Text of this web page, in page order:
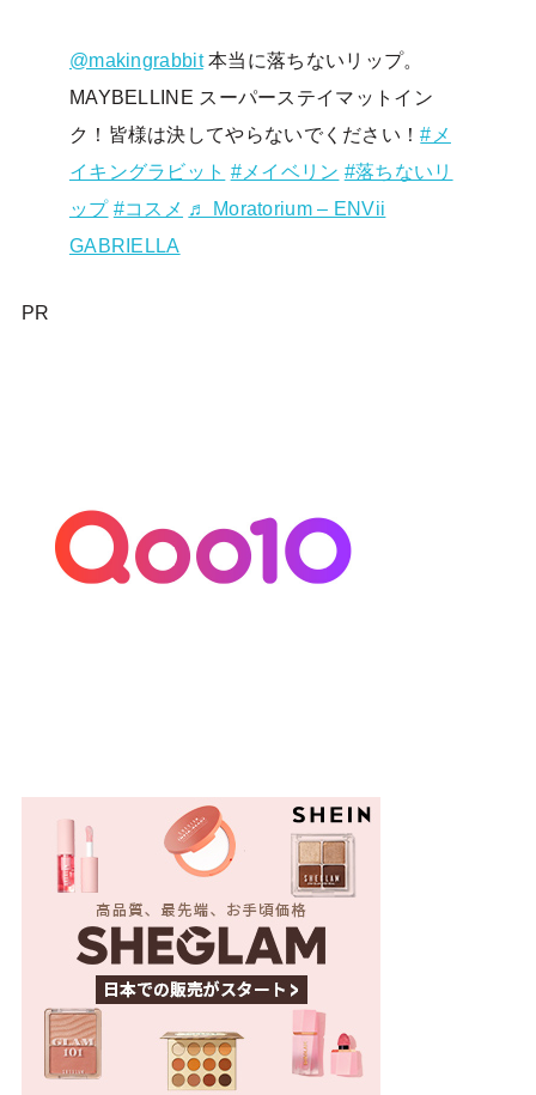
@makingrabbit本当に落ちないリップ。
MAYBELLINE スーパーステイマットイン
ク！皆様は決してやらないでください！#メ
イキングラビット #メイベリン #落ちないリ
ップ #コスメ ♬ Moratorium – ENVii
GABRIELLA
PR